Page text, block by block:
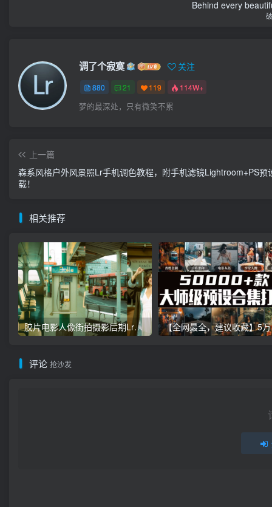
Behind every
调了个寂寞 关注
880 21 119 114W+
梦的最深处，只有微笑不累
上一篇
森系风格户外风景照Lr手机调色教程，附手机滤镜Lightroom+PS预
载！
相关推荐
胶片电影人像街拍摄影后期Lr调色教程，手机滤镜PS+Lightroom预设下载！ 【全网最全
评论 抢沙发